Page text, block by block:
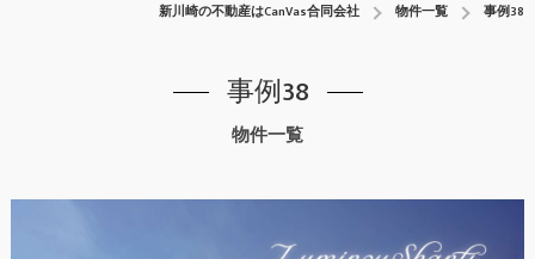
新川崎の不動産はCanVas合同会社 物件一覧 事例38
物件一覧
事例38